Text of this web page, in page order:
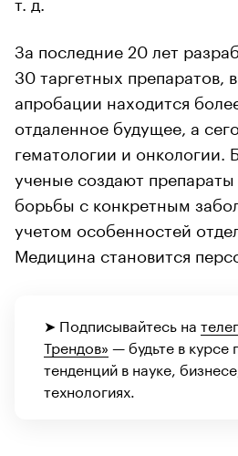
За последние 20 лет
30 таргетных препаратов,
апробации находится
отдаленное будущее, а
гематологии и онкологии.
ученые создают препараты
борьбы с конкретным
учетом особенностей
Медицина становится
➤ Подписывайтесь на
Трендов» — будьте в курсе
тенденций в науке,
технологиях.